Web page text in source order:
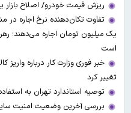
ریزش قیمت خودرو/ اصلاح
تفاوت تکان‌دهنده نرخ اجاره در
است
خبر فوری وزارت کار درباره واریز
تغییر کرد
توصیه استاندارد تهران به
بررسی آخرین وضعیت امنیت